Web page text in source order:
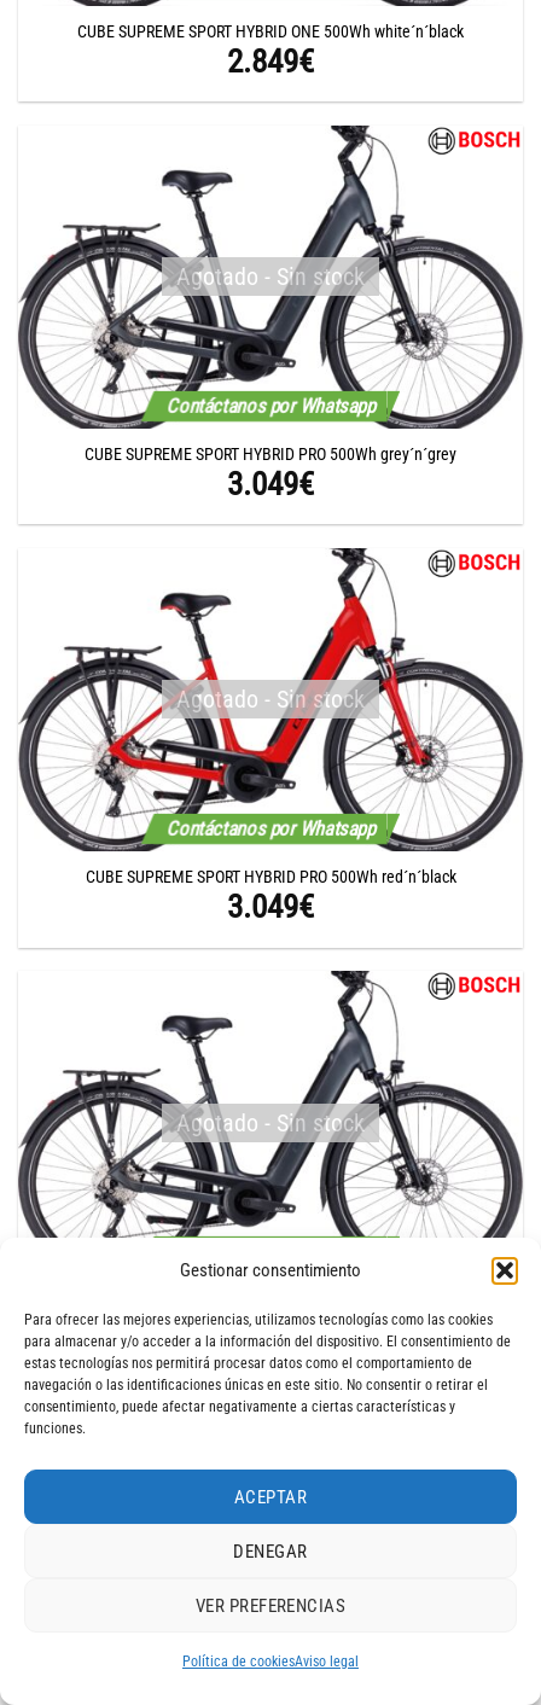
Gestionar consentimiento
Para ofrecer las mejores experiencias, utilizamos tecnologías como las cookies
para almacenar y/o acceder a la información del dispositivo. El consentimiento de
estas tecnologías nos permitirá procesar datos como el comportamiento de
navegación o las identificaciones únicas en este sitio. No consentir o retirar el
consentimiento, puede afectar negativamente a ciertas características y
funciones.
ACEPTAR
DENEGAR
VER PREFERENCIAS
Política de cookiesAviso legal
CUBE SUPREME SPORT HYBRID ONE 500Wh white´n´black
2.849€
Contáctanos por Whatsapp
Agotado - Sin stock
CUBE SUPREME SPORT HYBRID PRO 500Wh grey´n´grey
3.049€
Contáctanos por Whatsapp
Agotado - Sin stock
CUBE SUPREME SPORT HYBRID PRO 500Wh red´n´black
3.049€
Agotado - Sin stock
3.249€
Contáctanos por Whatsapp
Agotado - Sin stock